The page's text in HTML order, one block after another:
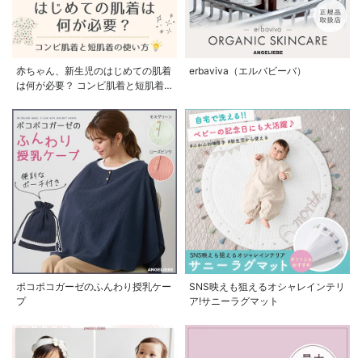
赤ちゃん、新生児のはじめての肌着
は何が必要？ コンビ肌着と短肌着
erbaviva（エルバビーバ）
ポコポコガーゼのふんわり授乳ケー
プ
SNS映えも狙えるオシャレインテリ
ア!サニーラグマット